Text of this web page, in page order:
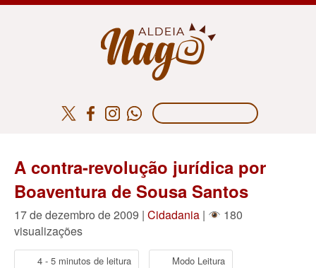
A contra-revolução jurídica por
Boaventura de Sousa Santos
17 de dezembro de 2009 | Cidadania |
180
visualizações
4 - 5 minutos de leitura Modo Leitura